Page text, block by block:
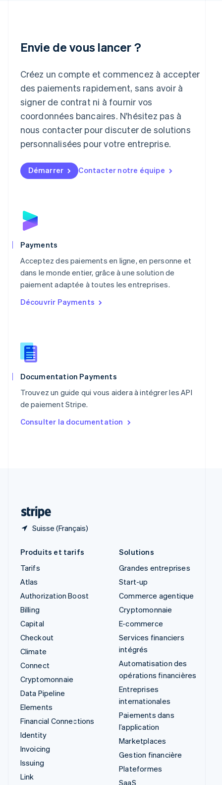
Envie de vous lancer ?
Créez un compte et commencez à accepter
des paiements rapidement, sans avoir à
signer de contrat ni à fournir vos
coordonnées bancaires. N'hésitez pas à
nous contacter pour discuter de solutions
personnalisées pour votre entreprise.
Démarrer Contacter notre équipe
Payments
Acceptez des paiements en ligne, en personne et
dans le monde entier, grâce à une solution de
paiement adaptée à toutes les entreprises.
Découvrir Payments
Documentation Payments
Trouvez un guide qui vous aidera à intégrer les API
de paiement Stripe.
Consulter la documentation
Suisse (Français)
Japon
Lettonie
Liechtenstein
Deutsch English
Lituanie
Luxembourg
FrançaisDeutsch English
English简体中文
Malte
English
English
NederlandsEnglish
Pologne
English
PortuguêsEnglish
English
Roumanie
English
Royaume-Uni
Singapour
English简体中文
English
Produits et tarifs
Tarifs
Atlas
Authorization Boost
Billing
Capital
Checkout
Climate
Connect
Cryptomonnaie
Data Pipeline
Elements
Financial Connections
Identity
Invoicing
Issuing
Link
Solutions
Grandes entreprises
Start-up
Commerce agentique
Cryptomonnaie
E-commerce
Services financiers
intégrés
Automatisation des
opérations financières
Entreprises
internationales
Paiements dans
l’application
Marketplaces
Gestion financière
Plateformes
SaaS